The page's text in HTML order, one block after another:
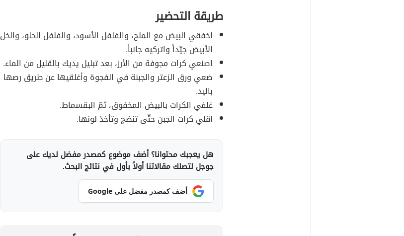
طريقة التحضير
اخفقي البيض مع الملح، والفلفل الأسود، والفلفل الحلو، والخل
الأبيض جيّداً واتركيه جانباً.
اصنعي كرات مجوفة من الأرز، بعد تبليل يديك بالقليل من الماء.
ضعي ورق الزعتر والجبنة في الفجوة وأغلقيها عن طريق رصها
باليد.
غلفي الكرات بالبيض المخفوق، ثمّ البقسماط.
اقلي كرات الجبن حتّى تنضج وتأخذ لونها.
هل يعجبك محتوانا؟ أضف موضوع كمصدر مفضل لديك على
جوجل لتصلك مقالاتنا أولاً بأول في نتائج البحث.
أضف كمصدر مفضل على Google